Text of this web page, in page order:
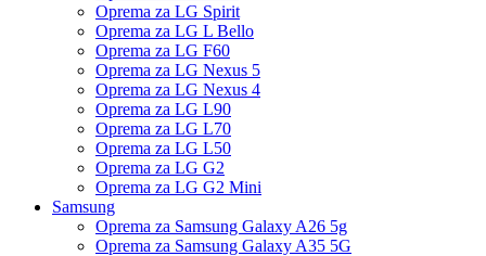
Oprema za LG Spirit
Oprema za LG L Bello
Oprema za LG F60
Oprema za LG Nexus 5
Oprema za LG Nexus 4
Oprema za LG L90
Oprema za LG L70
Oprema za LG L50
Oprema za LG G2
Oprema za LG G2 Mini
Samsung
Oprema za Samsung Galaxy A26 5g
Oprema za Samsung Galaxy A35 5G